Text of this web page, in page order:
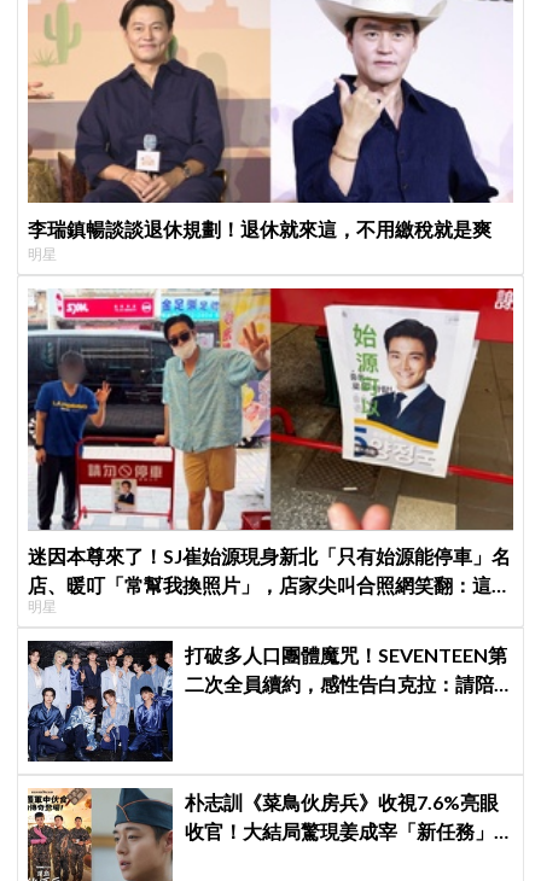
李瑞鎮暢談談退休規劃！退休就來這，不用繳稅就是爽
明星
迷因本尊來了！SJ崔始源現身新北「只有始源能停車」名
店、暖叮「常幫我換照片」，店家尖叫合照網笑翻：這輩
子不能脫粉了
明星
打破多人口團體魔咒！SEVENTEEN第
二次全員續約，感性告白克拉：請陪
朴志訓《菜鳥伙房兵》收視7.6%亮眼
收官！大結局驚現姜成宰「新任務」